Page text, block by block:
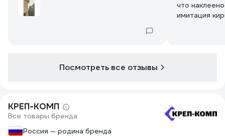
что
имитация
Посмотреть все отзывы
КРЕП-КОМП
Все товары бренда
Россия — родина бренда